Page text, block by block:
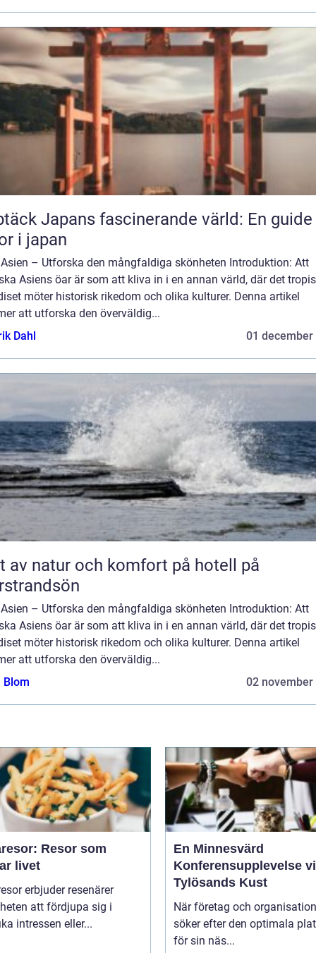
Japans fascinerande värld: En
i japan
– Utforska den mångfaldiga skönheten Introduktion: Att
Asiens öar är som att kliva in i en annan värld, där det
möter historisk rikedom och olika kulturer. Denna artikel
att utforska den överväldig...
Dahl
01 december
av natur och komfort på hotell på
– Utforska den mångfaldiga skönheten Introduktion: Att
Asiens öar är som att kliva in i en annan värld, där det
möter historisk rikedom och olika kulturer. Denna artikel
att utforska den överväldig...
Blom
02 november
Resor som
livet
erbjuder resenärer
att fördjupa sig i
intressen eller...
En Minnesvärd
Konferensupplevelse
Tylösands Kust
När företag och
söker efter den optimala
för sin näs...